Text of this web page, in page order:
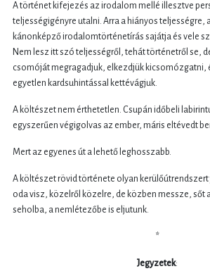
A történet kifejezés az irodalom mellé illesztve
teljességigényre utalni. Arra a hiányos teljességre,
kánonképző irodalomtörténetírás sajátja és vele
Nem lesz itt szó teljességről, tehát történetről se,
csomóját megragadjuk, elkezdjük kicsomózgatni,
egyetlen kardsuhintással kettévágjuk.
A költészet nem érthetetlen. Csupán időbeli
egyszerűen végigolvas az ember, máris eltévedt
Mert az egyenes út a lehető leghosszabb.
A költészet rövid története olyan
oda visz, közelről közelre, de közben messze, sőt
seholba, a nemlétezőbe is eljutunk.
*
Jegyzetek: